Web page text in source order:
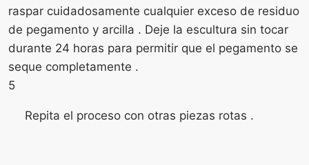
raspar cuidadosamente cualquier exceso de residuo
de pegamento y arcilla . Deje la escultura sin tocar
durante 24 horas para permitir que el pegamento se
seque completamente .
5
Repita el proceso con otras piezas rotas .